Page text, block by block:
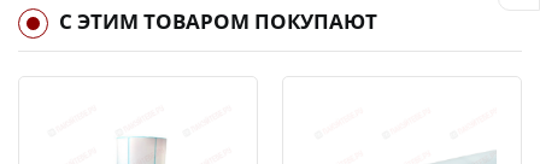
С ЭТИМ ТОВАРОМ ПОКУПАЮТ